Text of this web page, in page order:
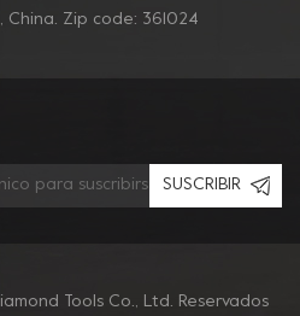
China. Zip code: 361024
SUSCRIBIR
Tools Co., Ltd. Reservados